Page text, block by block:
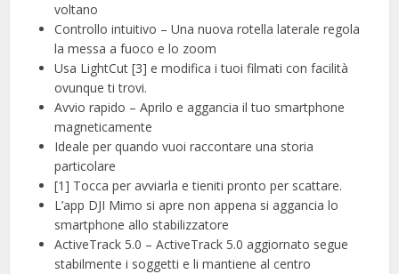
voltano
Controllo intuitivo – Una nuova rotella laterale regola
la messa a fuoco e lo zoom
Usa LightCut [3] e modifica i tuoi filmati con facilità
ovunque ti trovi.
Avvio rapido – Aprilo e aggancia il tuo smartphone
magneticamente
Ideale per quando vuoi raccontare una storia
particolare
[1] Tocca per avviarla e tieniti pronto per scattare.
L’app DJI Mimo si apre non appena si aggancia lo
smartphone allo stabilizzatore
ActiveTrack 5.0 – ActiveTrack 5.0 aggiornato segue
stabilmente i soggetti e li mantiene al centro